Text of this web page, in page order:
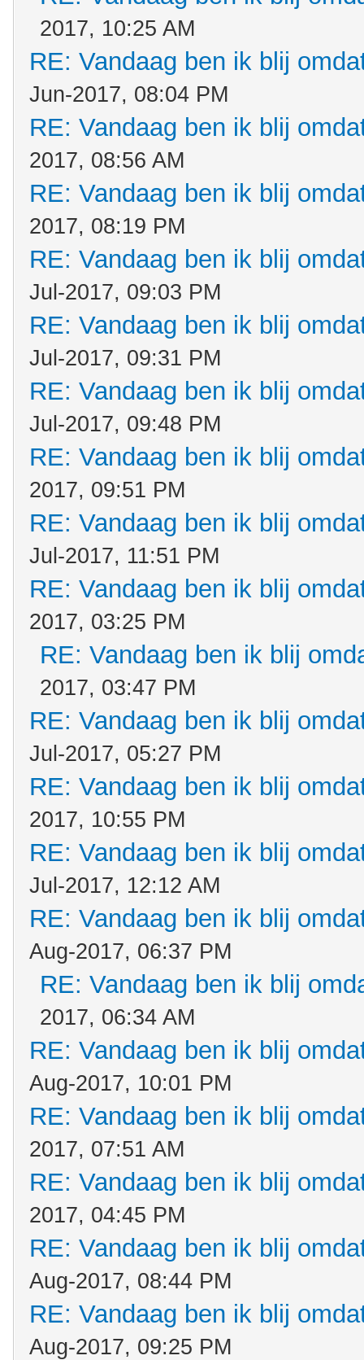
2017, 10:25 AM
RE: Vandaag ben ik blij
Jun-2017, 08:04 PM
RE: Vandaag ben ik blij
2017, 08:56 AM
RE: Vandaag ben ik blij
2017, 08:19 PM
RE: Vandaag ben ik blij
Jul-2017, 09:03 PM
RE: Vandaag ben ik blij
Jul-2017, 09:31 PM
RE: Vandaag ben ik blij
Jul-2017, 09:48 PM
RE: Vandaag ben ik blij
2017, 09:51 PM
RE: Vandaag ben ik blij
Jul-2017, 11:51 PM
RE: Vandaag ben ik blij
2017, 03:25 PM
RE: Vandaag ben ik blij
2017, 03:47 PM
RE: Vandaag ben ik blij
Jul-2017, 05:27 PM
RE: Vandaag ben ik blij
2017, 10:55 PM
RE: Vandaag ben ik blij
Jul-2017, 12:12 AM
RE: Vandaag ben ik blij
Aug-2017, 06:37 PM
RE: Vandaag ben ik blij
2017, 06:34 AM
RE: Vandaag ben ik blij
Aug-2017, 10:01 PM
RE: Vandaag ben ik blij
2017, 07:51 AM
RE: Vandaag ben ik blij
2017, 04:45 PM
RE: Vandaag ben ik blij
Aug-2017, 08:44 PM
RE: Vandaag ben ik blij
Aug-2017, 09:25 PM